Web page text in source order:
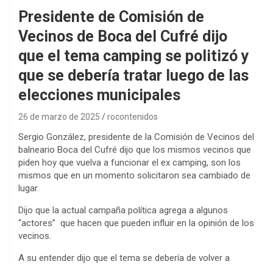
Presidente de Comisión de
Vecinos de Boca del Cufré dijo
que el tema camping se politizó y
que se debería tratar luego de las
elecciones municipales
26 de marzo de 2025 rocontenidos
Sergio González, presidente de la Comisión de Vecinos del
balneario Boca del Cufré dijo que los mismos vecinos que
piden hoy que vuelva a funcionar el ex camping, son los
mismos que en un momento solicitaron sea cambiado de
lugar.
Dijo que la actual campaña política agrega a algunos
“actores” que hacen que pueden influir en la opinión de los
vecinos.
A su entender dijo que el tema se debería de volver a